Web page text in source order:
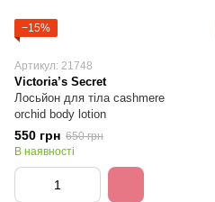
−15%
Артикул: 21748
Victoria’s Secret
Лосьйон для тіла cashmere
orchid body lotion
550 грн 650 грн
В наявності